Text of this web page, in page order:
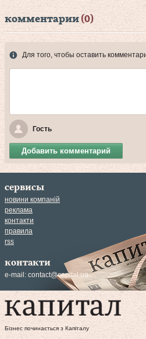
комментарии (0)
Для того, чтобы оставить
Гость
Добавить комментарий
сервисы
новини компаній
реклама
контакти
правила
rss
контакти
e-mail: contact@capital.ua
Бізнес починається з Капіталу